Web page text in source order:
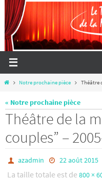
Passer
vers
le
contenu
HomeNotre prochaine pièce Théâtre
« Notre prochaine pièce
Théâtre de la
couples” –
azadmin 22 août 2015
La taille totale est de 800 ×